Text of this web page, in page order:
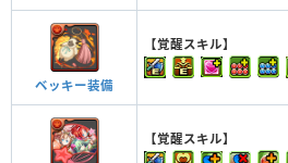
ベッキー装備
【覚醒スキル】
【覚醒スキル】